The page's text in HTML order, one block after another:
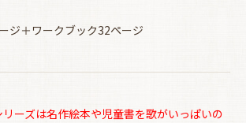
ジ＋ワークブック32ページ
ーズは名作絵本や児童書を歌がいっぱいの